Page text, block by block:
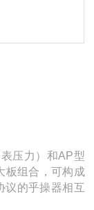
压力）和AP型
板组合，可构成
议的乎操器相互